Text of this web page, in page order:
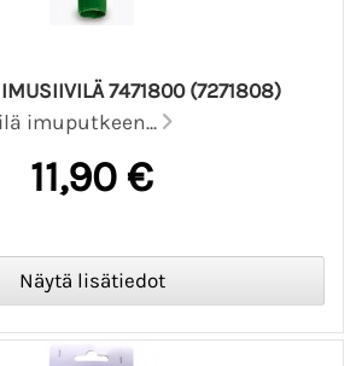
7471800 (7271808)
imuputkeen...
11,90 €